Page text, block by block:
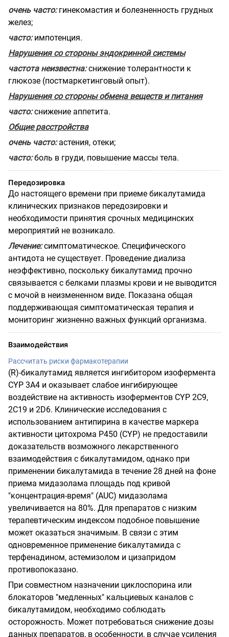
очень часто:гинекомастия и болезненность грудных
желез;
часто:импотенция.
Нарушения со стороны эндокринной системы
частота неизвестна:снижение толерантности к
глюкозе (постмаркетинговый опыт).
Нарушения со стороны обмена веществ и питания
часто:снижение аппетита.
Общие расстройства
очень часто:астения, отеки;
часто:боль в груди, повышение массы тела.
Передозировка
До настоящего времени при приеме бикалутамида
клинических признаков передозировки и
необходимости принятия срочных медицинских
мероприятий не возникало.
Лечение:симптоматическое. Специфического
антидота не существует. Проведение диализа
неэффективно, поскольку бикалутамид прочно
связывается с белками плазмы крови и не выводится
с мочой в неизмененном виде. Показана общая
поддерживающая симптоматическая терапия и
мониторинг жизненно важных функций организма.
Взаимодействия
Рассчитать риски фармакотерапии
(R)-бикалутамид является ингибитором изофермента
CYP 3А4 и оказывает слабое ингибирующее
воздействие на активность изоферментов CYP 2С9,
2С19 и 2D6. Клинические исследования с
использованием антипирина в качестве маркера
активности цитохрома Р450 (CYP) не предоставили
доказательств возможного лекарственного
взаимодействия с бикалутамидом, однако при
применении бикалутамида в течение 28 дней на фоне
приема мидазолама площадь под кривой
"концентрация-время" (AUC) мидазолама
увеличивается на 80%. Для препаратов с низким
терапевтическим индексом подобное повышение
может оказаться значимым. В связи с этим
одновременное применение бикалутамида с
терфенадином, астемизолом и цизапридом
противопоказано.
При совместном назначении циклоспорина или
блокаторов "медленных" кальциевых каналов с
бикалутамидом, необходимо соблюдать
осторожность. Может потребоваться снижение дозы
данных препаратов, в особенности, в случае усиления